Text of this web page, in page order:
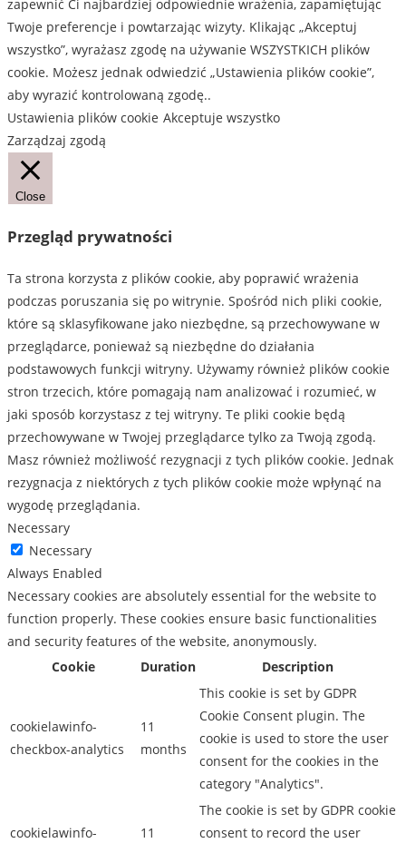
wiele
wariantów.
Opcje
można
wybrać
na
wiele
wariantów.
Opcje
można
wybrać
zapewnić Ci najbardziej odpowiednie wrażenia, zapamiętując
Twoje preferencje i powtarzając wizyty. Klikając „Akceptuj
wszystko”, wyrażasz zgodę na używanie WSZYSTKICH plików
cookie. Możesz jednak odwiedzić „Ustawienia plików cookie”,
aby wyrazić kontrolowaną zgodę..
Ustawienia plików cookie Akceptuje wszystko
Zarządzaj zgodą
Close
Przegląd prywatności
Ta strona korzysta z plików cookie, aby poprawić wrażenia
podczas poruszania się po witrynie. Spośród nich pliki cookie,
które są sklasyfikowane jako niezbędne, są przechowywane w
przeglądarce, ponieważ są niezbędne do działania
podstawowych funkcji witryny. Używamy również plików cookie
stron trzecich, które pomagają nam analizować i rozumieć, w
jaki sposób korzystasz z tej witryny. Te pliki cookie będą
przechowywane w Twojej przeglądarce tylko za Twoją zgodą.
Masz również możliwość rezygnacji z tych plików cookie. Jednak
rezygnacja z niektórych z tych plików cookie może wpłynąć na
wygodę przeglądania.
Necessary
Necessary
Always Enabled
Necessary cookies are absolutely essential for the website to
function properly. These cookies ensure basic functionalities
and security features of the website, anonymously.
Cookie
Duration Description
cookielawinfo-
checkbox-analytics
11
months
This cookie is set by GDPR
Cookie Consent plugin. The
cookie is used to store the user
consent for the cookies in the
category "Analytics".
cookielawinfo-
11
The cookie is set by GDPR cookie
consent to record the user